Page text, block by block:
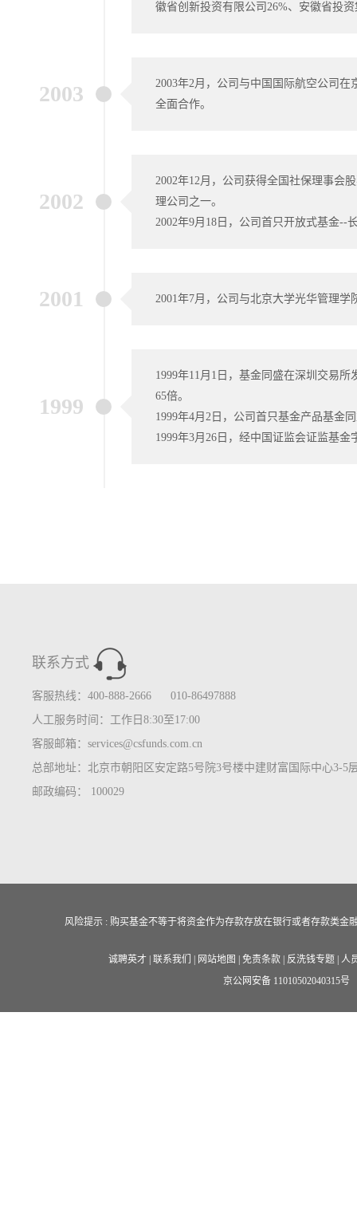
徽省创新投资有限公司26%、安徽省投
2003
2003年2月，公司与中国国际航空公司
全面合作。
2002
2002年12月，公司获得全国社保理事会
理公司之一。
2002年9月18日，公司首只开放式基金--
2001 2001年7月，公司与北京大学光华管理
1999
1999年11月1日，基金同盛在深圳交易
65倍。
1999年4月2日，公司首只基金产品基金
1999年3月26日，经中国证监会证监基
联系方式
客服热线：400-888-2666 010-86497888
人工服务时间：工作日8:30至17:00
客服邮箱：services@csfunds.com.cn
总部地址：北京市朝阳区安定路5号院3号楼中建财富国际中心3-5
邮政编码： 100029
风险提示 : 购买基金不等于将资金作为存款存放在银行或者存款类
诚聘英才 联系我们 网站地图 免责条款 反洗钱专题
人
京公网安备 11010502040315号